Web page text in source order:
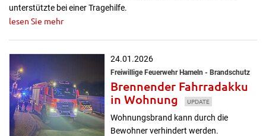
unterstützte bei einer Tragehilfe.
lesen Sie mehr
24.01.2026
Freiwillige Feuerwehr Hameln - Brandschutz
Brennender Fahrradakku
in Wohnung
UPDATE
Wohnungsbrand kann durch die
Bewohner verhindert werden.